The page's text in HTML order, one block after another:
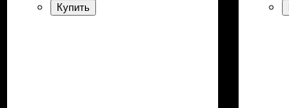
Купить